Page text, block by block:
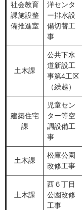
社会教育
課施設整
備推進室
洋センタ
ー排水設
備切替工
事
土木課
公共下水
道新設工
事第4工区
（繰越）
建築住宅
課
児童セン
ター等空
調設備工
事
土木課
松庫公園
改修工事
土木課
西６丁目
公園改修
工事